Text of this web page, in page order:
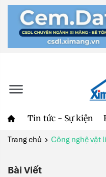
Tin tức - Sự kiện
Trang chủ Công nghệ vật
Bài Viết